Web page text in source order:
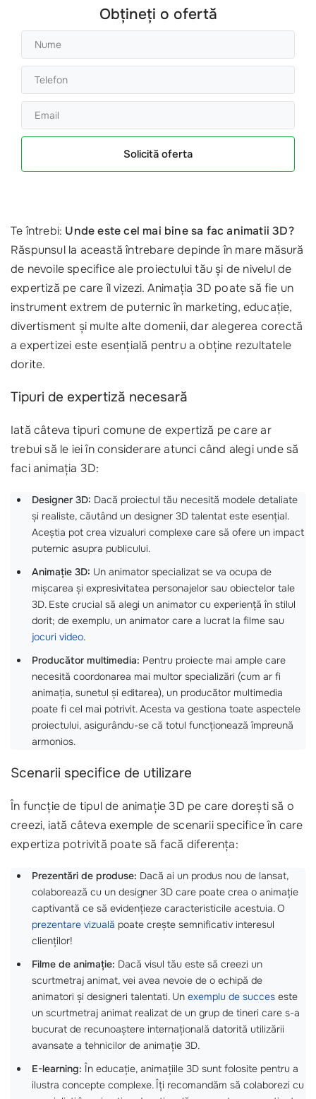
Obțineți o ofertă
Solicită oferta
Te întrebi: Unde este cel mai bine sa fac animatii 3D?
Răspunsul la această întrebare depinde în mare măsură
de nevoile specifice ale proiectului tău și de nivelul de
expertiză pe care îl vizezi. Animația 3D poate să fie un
instrument extrem de puternic în marketing, educație,
divertisment și multe alte domenii, dar alegerea corectă
a expertizei este esențială pentru a obține rezultatele
dorite.
Tipuri de expertiză necesară
Iată câteva tipuri comune de expertiză pe care ar
trebui să le iei în considerare atunci când alegi unde să
faci animația 3D:
Designer 3D: Dacă proiectul tău necesită modele detaliate
și realiste, căutând un designer 3D talentat este esențial.
Aceștia pot crea vizualuri complexe care să ofere un impact
puternic asupra publicului.
Animație 3D: Un animator specializat se va ocupa de
mișcarea și expresivitatea personajelor sau obiectelor tale
3D. Este crucial să alegi un animator cu experiență în stilul
dorit; de exemplu, un animator care a lucrat la filme sau
jocuri video.
Producător multimedia: Pentru proiecte mai ample care
necesită coordonarea mai multor specializări (cum ar fi
animația, sunetul și editarea), un producător multimedia
poate fi cel mai potrivit. Acesta va gestiona toate aspectele
proiectului, asigurându-se că totul funcționează împreună
armonios.
Scenarii specifice de utilizare
În funcție de tipul de animație 3D pe care dorești să o
creezi, iată câteva exemple de scenarii specifice în care
expertiza potrivită poate să facă diferența:
Prezentări de produse: Dacă ai un produs nou de lansat,
colaborează cu un designer 3D care poate crea o animație
captivantă ce să evidențieze caracteristicile acestuia. O
prezentare vizuală poate crește semnificativ interesul
clienților!
Filme de animație: Dacă visul tău este să creezi un
scurtmetraj animat, vei avea nevoie de o echipă de
animatori și designeri talentati. Un exemplu de succes este
un scurtmetraj animat realizat de un grup de tineri care s-a
bucurat de recunoaștere internațională datorită utilizării
avansate a tehnicilor de animație 3D.
E-learning: În educație, animațiile 3D sunt folosite pentru a
ilustra concepte complexe. Îți recomandăm să colaborezi cu